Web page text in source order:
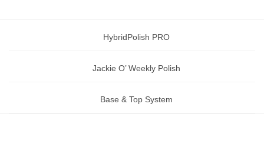
HybridPolish PRO
Jackie O’ Weekly Polish
Base & Top System